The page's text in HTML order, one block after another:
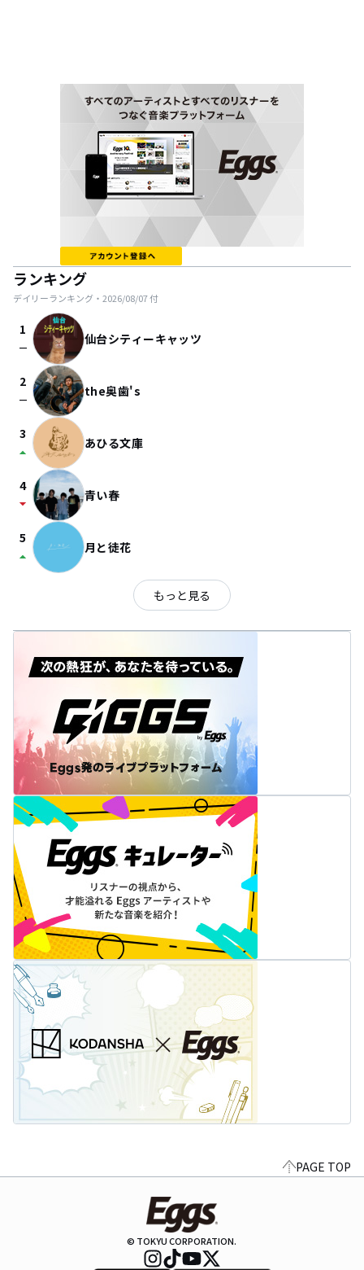
ランキング
デイリーランキング・ 2026/08/07付
1
check_indeterminate_small 仙台シティーキャッツ
2
check_indeterminate_small the奥歯's
3
arrow_drop_up あひる文庫
4
arrow_drop_down 青い春
5
arrow_drop_up 月と徒花
もっと見る
PAGE TOP
© TOKYU CORPORATION.